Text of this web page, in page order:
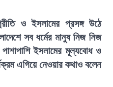
ও ইসলামের প্রসঙ্গ উঠে
সব ধর্মের মানুষ নিজ নিজ
ইসলামের মূল্যবোধ ও
এগিয়ে নেওয়ার কথাও বলেন